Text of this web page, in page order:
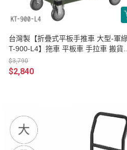
台灣製【折疊式平板手推車 大型-軍
T-900-L4】拖車 平板車 手拉車 搬貨車
工作車 搬運車
$3,790
$2,840